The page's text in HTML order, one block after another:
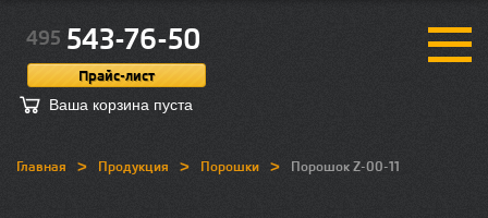
495 543-76-50
Прайс-лист
Ваша корзина пуста
Главная > Продукция > Порошки > Порошок Z-00-11